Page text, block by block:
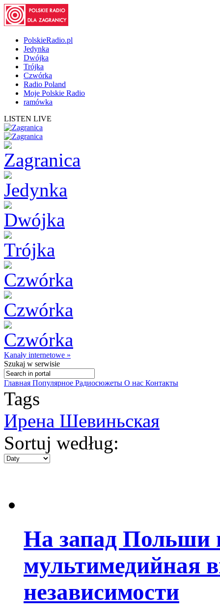
PolskieRadio.pl
Jedynka
Dwójka
Trójka
Czwórka
Radio Poland
Moje Polskie Radio
ramówka
LISTEN LIVE
Kanały internetowe »
Szukaj w serwisie
Главная Популярное Радиосюжеты О нас Контакты
Tags
Ирена Шевиньская
Sortuj według:
На запад Польши
мультимедийная
независимости